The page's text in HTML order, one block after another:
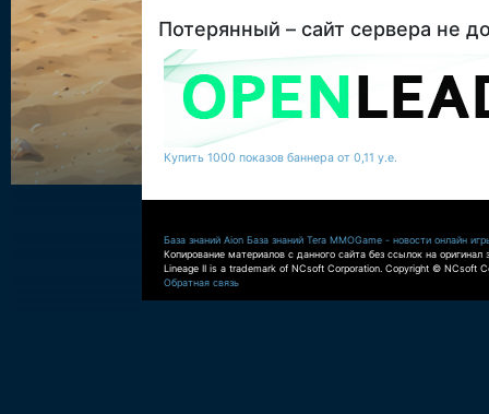
Потерянный – сайт сервера не
Купить 1000 показов баннера от 0,11 у.е.
База знаний Aion База знаний Tera MMOGame - новости онлайн
Копирование материалов с данного сайта без ссылок на оригинал
Lineage II is a trademark of NCsoft Corporation. Copyright © NCsoft
Обратная связь